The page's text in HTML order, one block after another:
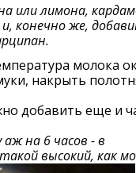
или лимона,
конечно же,
молока
накрыть
добавить еще и
аж на 6 часов - в
высокий, как